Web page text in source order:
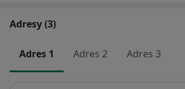
Konsultacje ginekologiczne,
onkologicznej.
Adresy (3)
Adres 1 Adres 2 Adres 3